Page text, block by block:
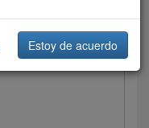
Estoy de acuerdo